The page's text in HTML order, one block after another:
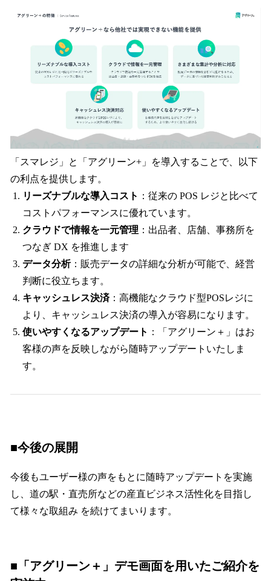
「スマレジ」と「アグリーン+」を導入することで、以下
の利点を提供します。
リーズナブルな導入コスト ：従来の POS レジと比べて
コストパフォーマンスに優れています。
クラウドで情報を一元管理 ：出品者、店舗、事務所を
つなぎ DX を推進します
データ分析：販売データの詳細な分析が可能で、経営
判断に役立ちます。
キャッシュレス決済：高機能なクラウド型POSレジに
より、キャッシュレス決済の導入が容易になります。
使いやすくなるアップデート ：「アグリーン＋」はお
客様の声を反映しながら随時アップデートいたしま
す。
■今後の展開
今後もユーザー様の声をもとに随時アップデートを実施
し、道の駅・直売所などの産直ビジネス活性化を目指し
て様々な取組み を続けてまいります。
■「アグリーン＋」デモ画面を用いたご紹介を